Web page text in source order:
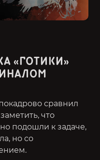
«ГОТИКИ»
сравнил
что
подошли к задаче,
но со